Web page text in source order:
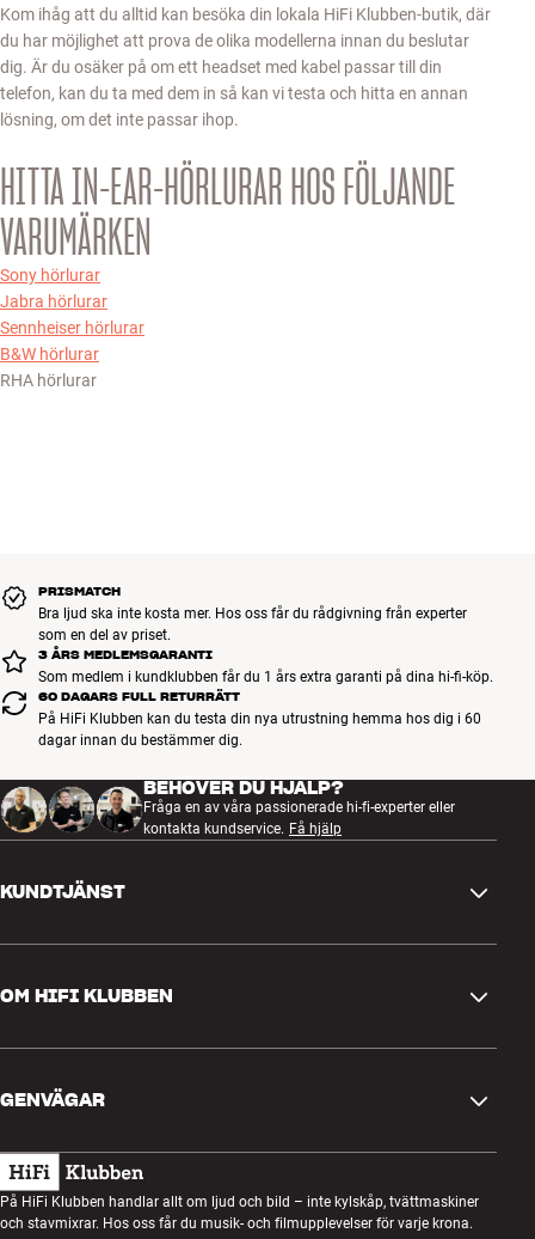
Kom ihåg att du alltid kan besöka din lokala HiFi Klubben-butik, där
du har möjlighet att prova de olika modellerna innan du beslutar
dig. Är du osäker på om ett headset med kabel passar till din
telefon, kan du ta med dem in så kan vi testa och hitta en annan
lösning, om det inte passar ihop.
HITTA IN-EAR-HÖRLURAR HOS FÖLJANDE
VARUMÄRKEN
Sony hörlurar
Jabra hörlurar
Sennheiser hörlurar
B&W hörlurar
RHA hörlurar
PRISMATCH
Bra ljud ska inte kosta mer. Hos oss får du rådgivning från experter
som en del av priset.
3 ÅRS MEDLEMSGARANTI
Som medlem i kundklubben får du 1 års extra garanti på dina hi-fi-köp.
60 DAGARS FULL RETURRÄTT
På HiFi Klubben kan du testa din nya utrustning hemma hos dig i 60
dagar innan du bestämmer dig.
BEHÖVER DU HJÄLP?
Fråga en av våra passionerade hi-fi-experter eller
kontakta kundservice. Få hjälp
KUNDTJÄNST
Retur och reklamation
Ångra beställning
Köpvillkor
Integritetspolicy
OM HIFI KLUBBEN
Kundklubb
Lyssnarkväll
GENVÄGAR
Presentkort
Bygg med ljud
På HiFi Klubben handlar allt om ljud och bild – inte kylskåp, tvättmaskiner
och stavmixrar. Hos oss får du musik- och filmupplevelser för varje krona.